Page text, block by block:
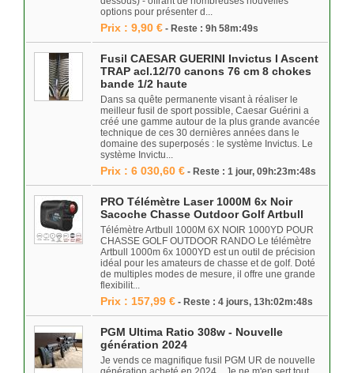
options pour présenter d...
Prix : 9,90 € - Reste : 9h 58m:49s
Fusil CAESAR GUERINI Invictus I Ascent
TRAP acl.12/70 canons 76 cm 8 chokes
bande 1/2 haute
Dans sa quête permanente visant à réaliser le
meilleur fusil de sport possible, Caesar Guérini a
créé une gamme autour de la plus grande avancée
technique de ces 30 dernières années dans le
domaine des superposés : le système Invictus. Le
système Invictu...
Prix : 6 030,60 € - Reste : 1 jour, 09h:23m:48s
PRO Télémètre Laser 1000M 6x Noir
Sacoche Chasse Outdoor Golf Artbull
Télémètre Artbull 1000M 6X NOIR 1000YD POUR
CHASSE GOLF OUTDOOR RANDO Le télémètre
Artbull 1000m 6x 1000YD est un outil de précision
idéal pour les amateurs de chasse et de golf. Doté
de multiples modes de mesure, il offre une grande
flexibilit...
Prix : 157,99 € - Reste : 4 jours, 13h:02m:48s
PGM Ultima Ratio 308w - Nouvelle
génération 2024
Je vends ce magnifique fusil PGM UR de nouvelle